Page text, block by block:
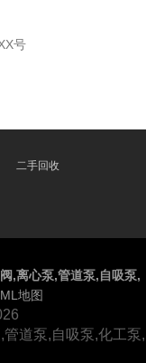
号
二手回收
,离心泵,管道泵,自吸泵,
地图
道泵,自吸泵,化工泵,